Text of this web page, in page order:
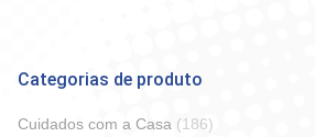
Categorias de produto
Cuidados com a Casa (186)